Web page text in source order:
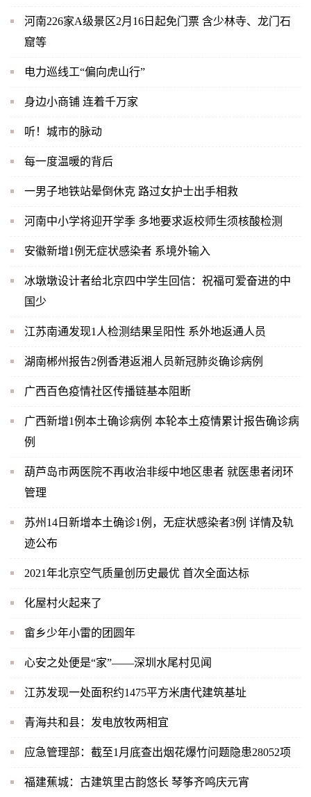
河南226家A级景区2月16日起免门票 含少林寺、龙门石
窟等
电力巡线工“偏向虎山行”
身边小商铺 连着千万家
听！城市的脉动
每一度温暖的背后
一男子地铁站晕倒休克 路过女护士出手相救
河南中小学将迎开学季 多地要求返校师生须核酸检测
安徽新增1例无症状感染者 系境外输入
冰墩墩设计者给北京四中学生回信：祝福可爱奋进的中
国少
江苏南通发现1人检测结果呈阳性 系外地返通人员
湖南郴州报告2例香港返湘人员新冠肺炎确诊病例
广西百色疫情社区传播链基本阻断
广西新增1例本土确诊病例 本轮本土疫情累计报告确诊病
例
葫芦岛市两医院不再收治非绥中地区患者 就医患者闭环
管理
苏州14日新增本土确诊1例，无症状感染者3例 详情及轨
迹公布
2021年北京空气质量创历史最优 首次全面达标
化屋村火起来了
畲乡少年小雷的团圆年
心安之处便是“家”——深圳水尾村见闻
江苏发现一处面积约1475平方米唐代建筑基址
青海共和县：发电放牧两相宜
应急管理部：截至1月底查出烟花爆竹问题隐患28052项
福建蕉城：古建筑里古韵悠长 琴筝齐鸣庆元宵